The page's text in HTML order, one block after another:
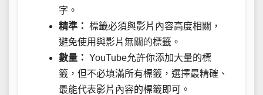
字。
精準： 標籤必須與影片內容高度相關，
避免使用與影片無關的標籤。
數量： YouTube允許你添加大量的標
籤，但不必填滿所有標籤，選擇最精確、
最能代表影片內容的標籤即可。